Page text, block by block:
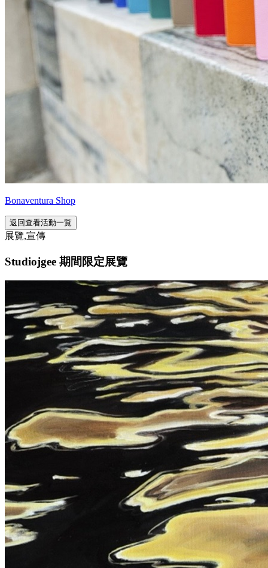
Bonaventura Shop
返回查看活動一覧
展覽,宣傳
Studiojgee 期間限定展覽